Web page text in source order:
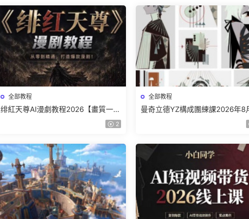
全部教程
绯紅天尊AI漫劇教程2026【畫質一般
2
全部教程
曼奇立德YZ構成團練課2026年8